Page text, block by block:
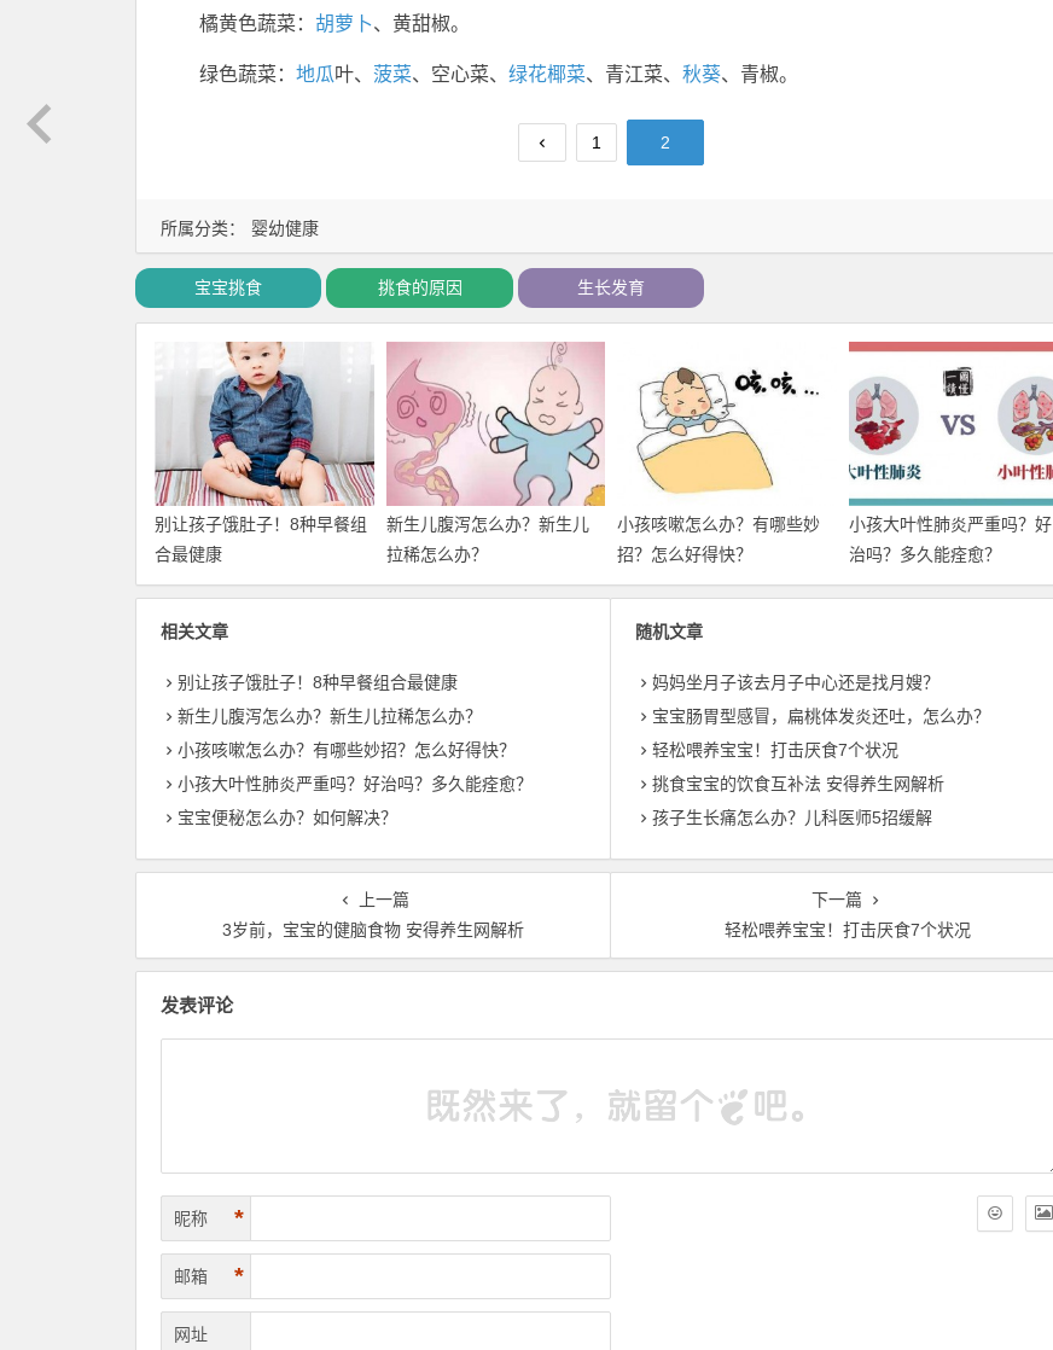
所属分类： 婴幼健康
橘黄色蔬菜： 胡萝卜、黄甜椒。
绿色蔬菜： 地瓜叶、 菠菜、空心菜、 绿花椰菜、青江菜、 秋葵、青椒。
1 2
宝宝挑食 挑食的原因 生长发育
别让孩子饿肚子！8种早餐组
合最健康
新生儿腹泻怎么办？新生儿
拉稀怎么办？
小孩咳嗽怎么办？有哪些妙
招？怎么好得快？
小孩大叶性肺炎严重吗？好
治吗？多久能痊愈？
相关文章
别让孩子饿肚子！8种早餐组合最健康
新生儿腹泻怎么办？新生儿拉稀怎么办？
小孩咳嗽怎么办？有哪些妙招？怎么好得快？
小孩大叶性肺炎严重吗？好治吗？多久能痊愈？
宝宝便秘怎么办？如何解决？
随机文章
妈妈坐月子该去月子中心还是找月嫂？
宝宝肠胃型感冒，扁桃体发炎还吐，怎么办？
轻松喂养宝宝！打击厌食7个状况
挑食宝宝的饮食互补法 安得养生网解析
孩子生长痛怎么办？儿科医师5招缓解
上一篇
3岁前，宝宝的健脑食物 安得养生网解析
下一篇
轻松喂养宝宝！打击厌食7个状况
发表评论
昵称 *
邮箱 *
网址